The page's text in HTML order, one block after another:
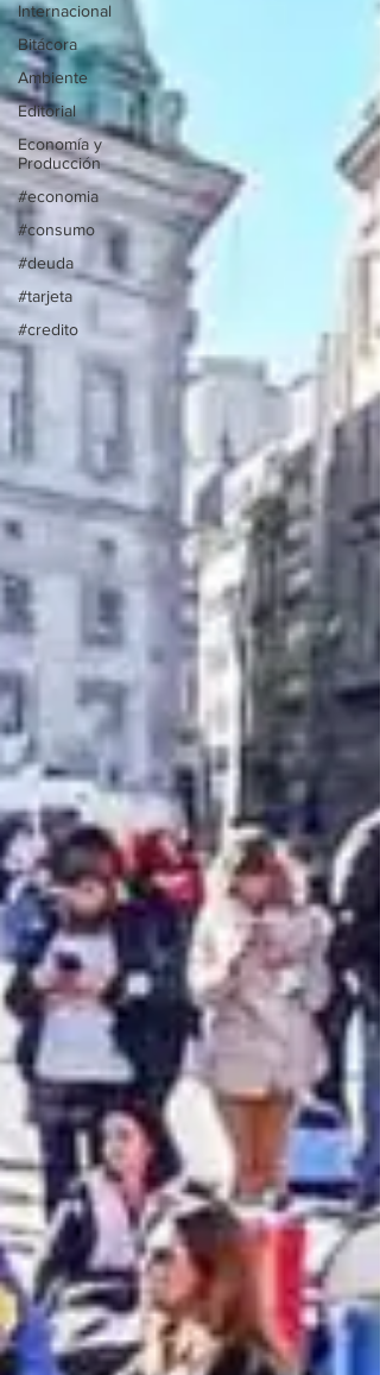
Internacional
Bitácora
Ambiente
Editorial
Economía y
Producción
#economia
#consumo
#deuda
#tarjeta
#credito